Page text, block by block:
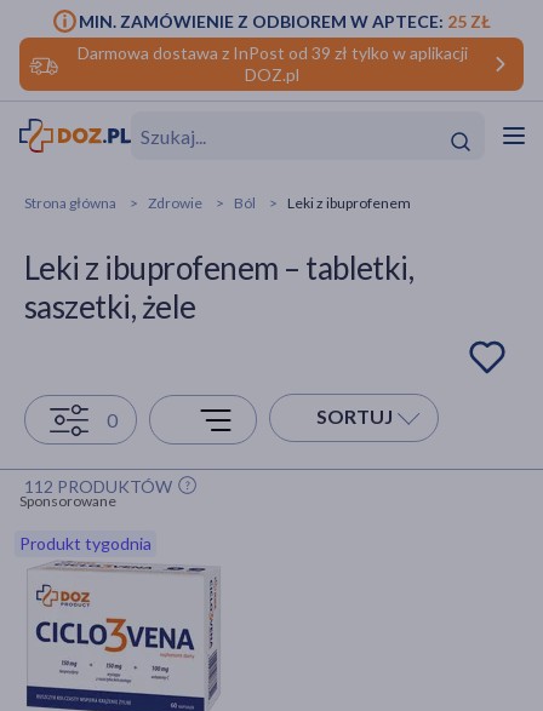
Darmowa dostawa z InPost od 39 zł tylko w aplikacji
DOZ.pl
MIN. ZAMÓWIENIE Z ODBIOREM W APTECE: 25 ZŁ
Hit
Hit
Strona główna Zdrowie Ból Leki z ibuprofenem
Leki z ibuprofenem – tabletki,
saszetki, żele
0 SORTUJ
112 PRODUKTÓW
Sponsorowane
Produkt tygodnia